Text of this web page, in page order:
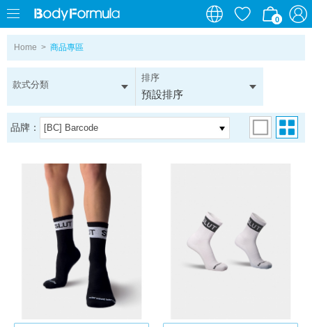
0
0
Home > 商品專區
款式分類
排序
預設排序
品牌： [BC] Barcode